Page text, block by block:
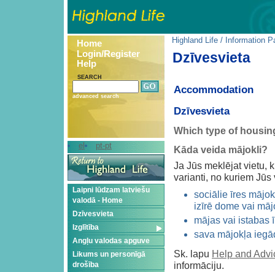
Home
Login/Register
Help
SEARCH
advanced search
el pt-pt
Laipni lūdzam latviešu
valodā - Home
Dzīvesvieta
Izglītība
Angļu valodas apguve
Likums un personīgā
drošība
Highland Life / Information
Dzīvesvieta
Accommodation
Dzīvesvieta
Which type of
Kāda veida mājokli?
Ja Jūs meklējat vietu,
varianti, no kuriem Jūs
sociālie īres
izīrē dome vai
mājas vai istabas
sava mājokļa
Sk. lapu Help and
informāciju.